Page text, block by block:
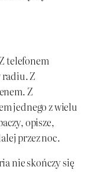
telefonem
radiu. Z
Z
jednego z wielu
opisze,
przez noc.
nie skończy się